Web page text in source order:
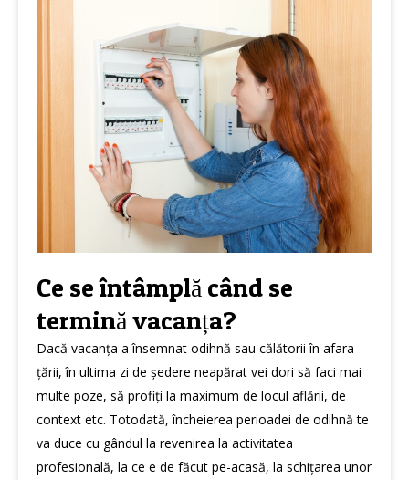
Ce se întâmplă când se
termină vacanța?
Dacă vacanța a însemnat odihnă sau călătorii în afara
țării, în ultima zi de ședere neapărat vei dori să faci mai
multe poze, să profiți la maximum de locul aflării, de
context etc. Totodată, încheierea perioadei de odihnă te
va duce cu gândul la revenirea la activitatea
profesională, la ce e de făcut pe-acasă, la schițarea unor